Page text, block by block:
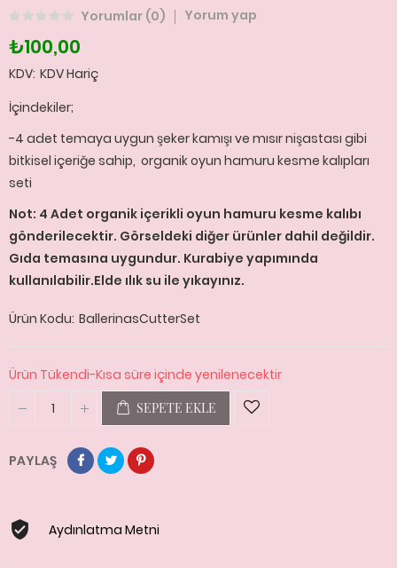
Yorumlar (0) Yorum yap
₺100,00
KDV KDV Hariç
İçindekiler;
-4 adet temaya uygun şeker kamışı ve mısır nişastası gibi
bitkisel içeriğe sahip, organik oyun hamuru kesme kalıpları
seti
Not: 4 Adet organik içerikli oyun hamuru kesme kalıbı
gönderilecektir. Görseldeki diğer ürünler dahil değildir.
Gıda temasına uygundur. Kurabiye yapımında
kullanılabilir.Elde ılık su ile yıkayınız.
Ürün Kodu BallerinasCutterSet
Ürün Tükendi-Kısa süre içinde yenilenecektir
SEPETE EKLE
PAYLAŞ
Aydınlatma Metni